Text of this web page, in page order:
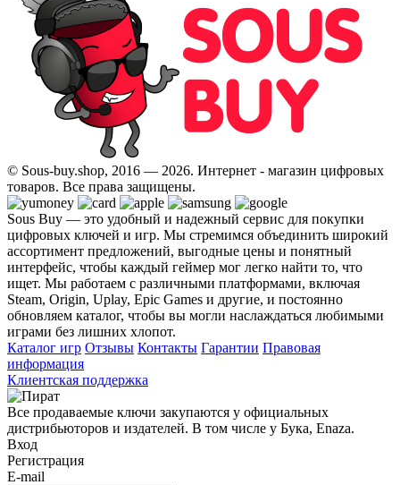
© Sous-buy.shop, 2016 — 2026. Интернет - магазин цифровых
товаров. Все права защищены.
Sous Buy — это удобный и надежный сервис для покупки
цифровых ключей и игр. Мы стремимся объединить широкий
ассортимент предложений, выгодные цены и понятный
интерфейс, чтобы каждый геймер мог легко найти то, что
ищет. Мы работаем с различными платформами, включая
Steam, Origin, Uplay, Epic Games и другие, и постоянно
обновляем каталог, чтобы вы могли наслаждаться любимыми
играми без лишних хлопот.
Каталог игр Отзывы Контакты Гарантии Правовая
информация
Клиентская поддержка
Все продаваемые ключи закупаются у официальных
дистрибьюторов и издателей. В том числе у Бука, Enaza.
Вход
Регистрация
E-mail